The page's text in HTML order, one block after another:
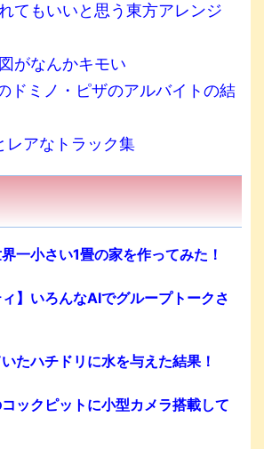
てもいいと思う東方アレンジ
がなんかキモい
ドミノ・ピザのアルバイトの結
レアなトラック集
界一小さい1畳の家を作ってみた！
ィ】いろんなAIでグループトークさ
たハチドリに水を与えた結果！
ックピットに小型カメラ搭載して